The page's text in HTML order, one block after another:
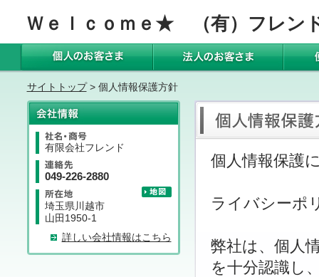
Ｗｅｌｃｏｍｅ★ （有）フレン
サイトトップ> 個人情報保護方針
個人情報保護
ライバシーポ
弊社は、個人
を十分認識し
有限会社フレンド
049-226-2880
埼玉県川越市
山田1950-1
詳しい会社情報はこちら